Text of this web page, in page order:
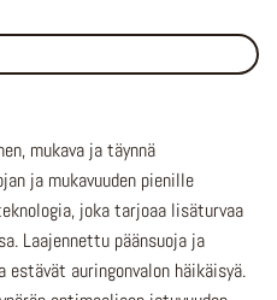
mukava ja täynnä
ja mukavuuden pienille
joka tarjoaa lisäturvaa
Laajennettu päänsuoja ja
auringonvalon häikäisyä.